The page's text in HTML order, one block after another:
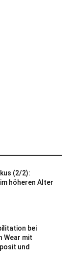
(2/2):
höheren Alter
bei
Wear mit
und